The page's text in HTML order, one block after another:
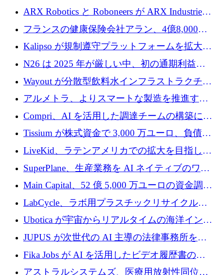
導スタートアップ支援で初のファンド獲得に
ARX Robotics と Roboneers が ARX Industries
を設立し、無人地上車両の生産を拡大
フランスの健康保険会社アラン、4億8,000万
ユーロの資金調達ラウンドで合意
Kalipso が規制遵守プラットフォームを拡大す
るために 320 万ドルを調達
N26 は 2025 年が厳しい中、初の通期利益を
達成
Wayout が分散型飲料水インフラストラクチャ
プラットフォームを拡張するために 242 万ユ
ーロを調達
アルメトラ、よりスマートな製造を推進する
ためにシリーズ A で 1,630 万ユーロを確保
Compri、AI を活用した調達チームの構築に
320 万ユーロを確保
Tissium が株式資金で 3,000 万ユーロ、負債で
3,000 万ユーロを調達
LiveKid、ラテンアメリカでの拡大を目指して
Aldea を買収
SuperPlane、生産業務を AI ネイティブのワー
クフロー層に変えるために 260 万ドルを確保
Main Capital、52 億 5,000 万ユーロの資金調達
でエンタープライズ ソフトウェアの開発を倍
LabCycle、ラボ用プラスチックリサイクルシ
ステムを商業化し、焼却廃棄物を削減するた
めに43万ポンドを確保
Ubotica が宇宙からリアルタイムの海洋インテ
リジェンスを拡張するために 1,100 万ドルを
JUPUS が次世代の AI 主導の法律事務所を強
化するために 1,300 万ユーロを調達
Fika Jobs が AI を活用したビデオ履歴書のた
めに 400 万ドルを調達
アストラルシステムズ、医療用放射性同位元